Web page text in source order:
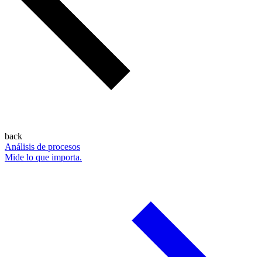
back
Análisis de procesos
Mide lo que importa.